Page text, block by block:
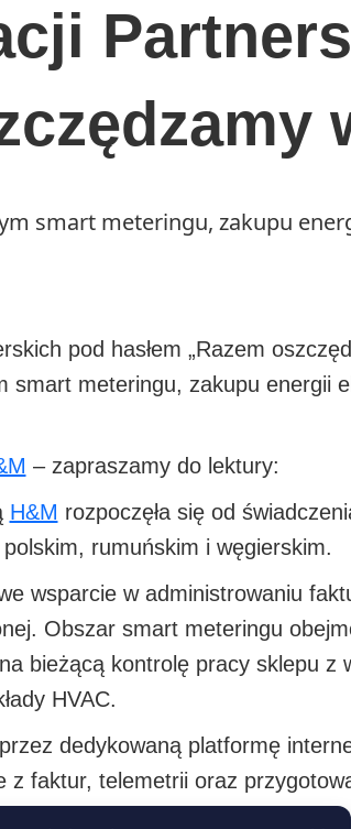
smart meteringu, zakupu
pod hasłem „Razem
smart meteringu, zakupu energii
– zapraszamy do lektury:
H&M rozpoczęła się od
rumuńskim i węgierskim.
wsparcie w administrowaniu
Obszar smart meteringu
bieżącą kontrolę pracy sklepu z
HVAC.
dedykowaną platformę
z faktur, telemetrii oraz